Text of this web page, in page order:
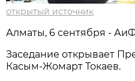
открытый источник
Алматы, 6 сентября - АиФ
Заседание открывает
Касым-Жомарт Токаев.